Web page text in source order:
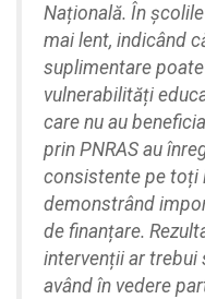
Națională. În
mai lent, indicând
suplimentare
vulnerabilități
care nu au
prin PNRAS au
consistente pe toți
demonstrând
de finanțare.
intervenții ar trebui
având în vedere